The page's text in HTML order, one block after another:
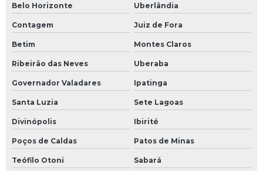
Belo Horizonte
Uberlândia
Contagem Juiz de Fora
Betim Montes Claros
Ribeirão das Neves Uberaba
Governador Valadares Ipatinga
Santa Luzia Sete Lagoas
Divinópolis Ibirité
Poços de Caldas Patos de Minas
Teófilo Otoni Sabará